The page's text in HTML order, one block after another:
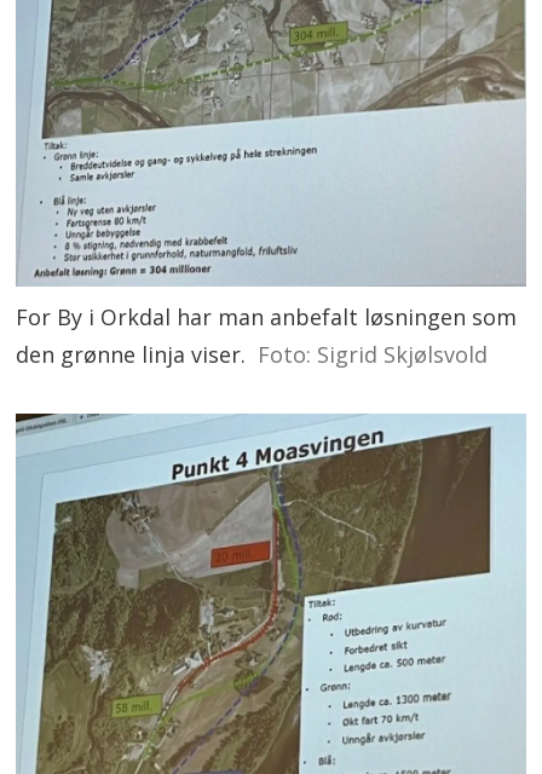
For By i Orkdal har man anbefalt løsningen som
den grønne linja viser. Foto: Sigrid Skjølsvold